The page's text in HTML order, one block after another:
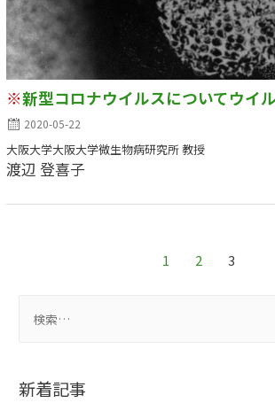
※新型コロナウイルスについてウイ
2020-05-22
大阪大学大阪大学微生物病研究所 教授
渡辺 登喜子
1 2 3
新着記事